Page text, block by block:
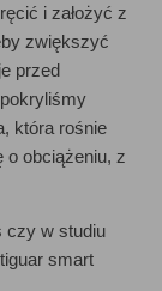
i założyć z
zwiększyć
przed
która rośnie
o obciążeniu, z
czy w studiu
smart